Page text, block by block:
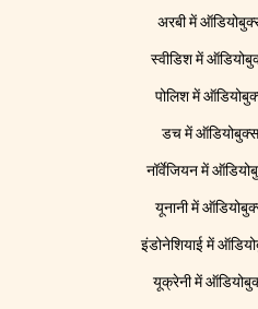
अरबी में
स्वीडिश में
पोलिश में
डच में
नॉर्वेजियन में
यूनानी में
इंडोनेशियाई में
यूक्रेनी में